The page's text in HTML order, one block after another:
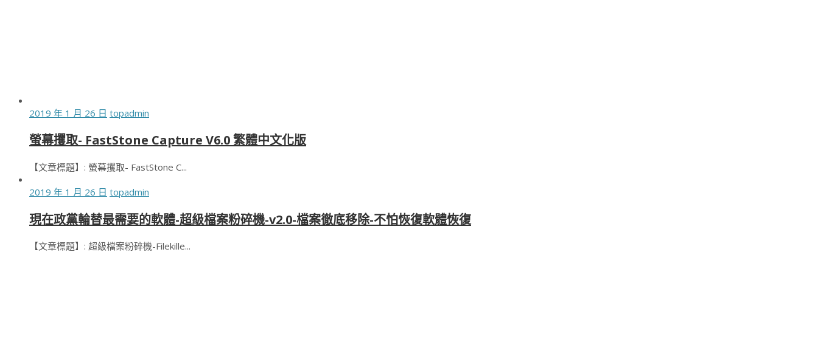
2019 年 1 月 26 日 topadmin
螢幕攫取- FastStone Capture V6.0 繁體中文化版
【文章標題】: 螢幕攫取- FastStone C...
2019 年 1 月 26 日 topadmin
現在政黨輪替最需要的軟體-超級檔案粉碎機-v2.0-檔案徹底移除-不怕恢復軟體恢復
【文章標題】: 超級檔案粉碎機-Filekille...